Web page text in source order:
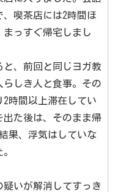
喫茶店には2時間ほ
まっすぐ帰宅しまし
と、前回と同じヨガ教
しき人と食事。その
時間以上滞在してい
出た後は、そのまま帰
果、浮気はしていな
いが解消してすっき